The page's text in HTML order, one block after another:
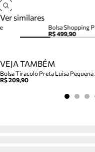
Ver similares
Bolsa Shopping
R$ 499,90
VEJA TAMBÉM
Bolsa Tiracolo Preta Luisa Pequena
R$ 209,90